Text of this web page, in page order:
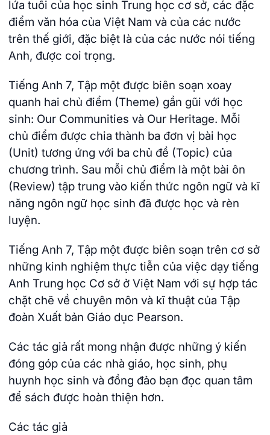
lứa tuổi của học sinh Trung học cơ sở, các đặc
điểm văn hóa của Việt Nam và của các nước
trên thế giới, đặc biệt là của các nước nói tiếng
Anh, được coi trọng.
Tiếng Anh 7, Tập một được biên soạn xoay
quanh hai chủ điểm (Theme) gần gũi với học
sinh: Our Communities và Our Heritage. Mỗi
chủ điểm được chia thành ba đơn vị bài học
(Unit) tương ứng với ba chủ đề (Topic) của
chương trình. Sau mỗi chủ điểm là một bài ôn
(Review) tập trung vào kiến thức ngôn ngữ và kĩ
năng ngôn ngữ học sinh đã được học và rèn
luyện.
Tiếng Anh 7, Tập một được biên soạn trên cơ sở
những kinh nghiệm thực tiễn của việc dạy tiếng
Anh Trung học Cơ sở ở Việt Nam với sự hợp tác
chặt chẽ về chuyên môn và kĩ thuật của Tập
đoàn Xuất bản Giáo dục Pearson.
Các tác giả rất mong nhận được những ý kiến
đóng góp của các nhà giáo, học sinh, phụ
huynh học sinh và đồng đảo bạn đọc quan tâm
để sách được hoàn thiện hơn.
Các tác giả